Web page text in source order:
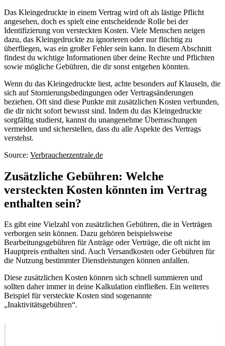
Das Kleingedruckte in einem Vertrag wird oft als lästige Pflicht
angesehen, doch es spielt eine entscheidende Rolle bei der
Identifizierung von versteckten Kosten. Viele Menschen neigen
dazu, das Kleingedruckte zu ignorieren oder nur flüchtig zu
überfliegen, was ein großer Fehler sein kann. In diesem Abschnitt
findest du wichtige Informationen über deine Rechte und Pflichten
sowie mögliche Gebühren, die dir sonst entgehen könnten.
Wenn du das Kleingedruckte liest, achte besonders auf Klauseln, die
sich auf Stornierungsbedingungen oder Vertragsänderungen
beziehen. Oft sind diese Punkte mit zusätzlichen Kosten verbunden,
die dir nicht sofort bewusst sind. Indem du das Kleingedruckte
sorgfältig studierst, kannst du unangenehme Überraschungen
vermeiden und sicherstellen, dass du alle Aspekte des Vertrags
verstehst.
Source: Verbraucherzentrale.de
Zusätzliche Gebühren: Welche
versteckten Kosten könnten im Vertrag
enthalten sein?
Es gibt eine Vielzahl von zusätzlichen Gebühren, die in Verträgen
verborgen sein können. Dazu gehören beispielsweise
Bearbeitungsgebühren für Anträge oder Verträge, die oft nicht im
Hauptpreis enthalten sind. Auch Versandkosten oder Gebühren für
die Nutzung bestimmter Dienstleistungen können anfallen.
Diese zusätzlichen Kosten können sich schnell summieren und
sollten daher immer in deine Kalkulation einfließen. Ein weiteres
Beispiel für versteckte Kosten sind sogenannte
„Inaktivitätsgebühren“.